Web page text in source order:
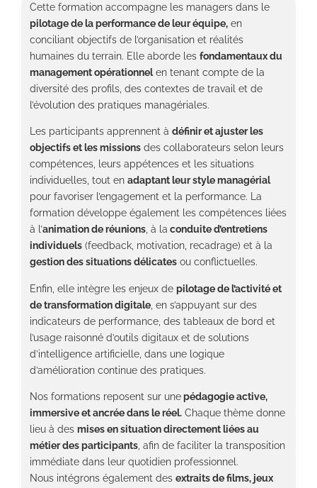
Cette formation accompagne les managers dans le
pilotage de la performance de leur équipe, en
conciliant objectifs de l’organisation et réalités
humaines du terrain. Elle aborde les fondamentaux du
management opérationnelen tenant compte de la
diversité des profils, des contextes de travail et de
l’évolution des pratiques managériales.
Les participants apprennent à définir et ajuster les
objectifs et les missions des collaborateurs selon leurs
compétences, leurs appétences et les situations
individuelles, tout en adaptant leur style managérial
pour favoriser l’engagement et la performance. La
formation développe également les compétences liées
à l’animation de réunions, à la conduite d’entretiens
individuels (feedback, motivation, recadrage) et à la
gestion des situations délicates ou conflictuelles.
Enfin, elle intègre les enjeux de pilotage de l’activité et
de transformation digitale , en s’appuyant sur des
indicateurs de performance, des tableaux de bord et
l’usage raisonné d’outils digitaux et de solutions
d’intelligence artificielle, dans une logique
d’amélioration continue des pratiques.
Nos formations reposent sur unepédagogie active,
immersive et ancrée dans le réel. Chaque thème donne
lieu à des mises en situation directement liées au
métier des participants , afin de faciliter la transposition
immédiate dans leur quotidien professionnel.
Nous intégrons également des extraits de films, jeux